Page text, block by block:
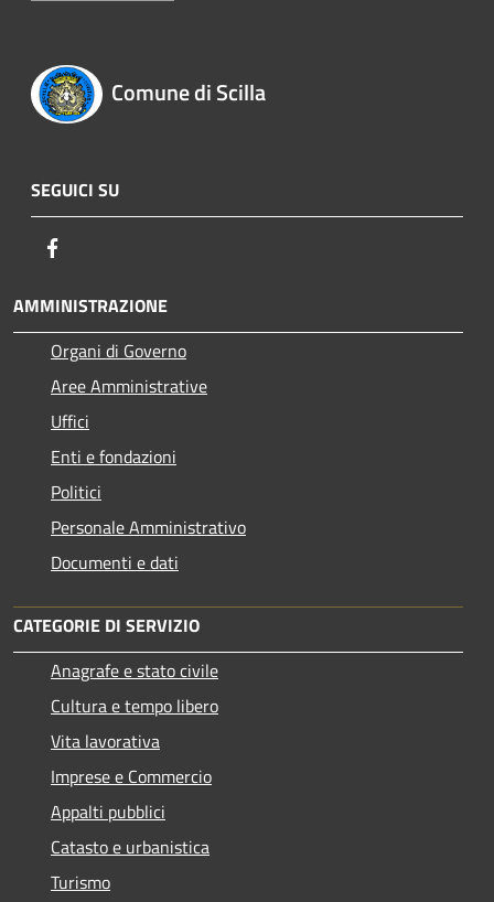
Comune di Scilla
SEGUICI SU
AMMINISTRAZIONE
Organi di Governo
Aree Amministrative
Uffici
Enti e fondazioni
Politici
Personale Amministrativo
Documenti e dati
CATEGORIE DI SERVIZIO
Anagrafe e stato civile
Cultura e tempo libero
Vita lavorativa
Imprese e Commercio
Appalti pubblici
Catasto e urbanistica
Turismo